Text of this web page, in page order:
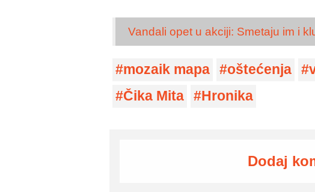
Vandali opet u akciji: Smetaju im i
mozaik mapa oštećenja
Čika Mita
Hronika
Dodaj